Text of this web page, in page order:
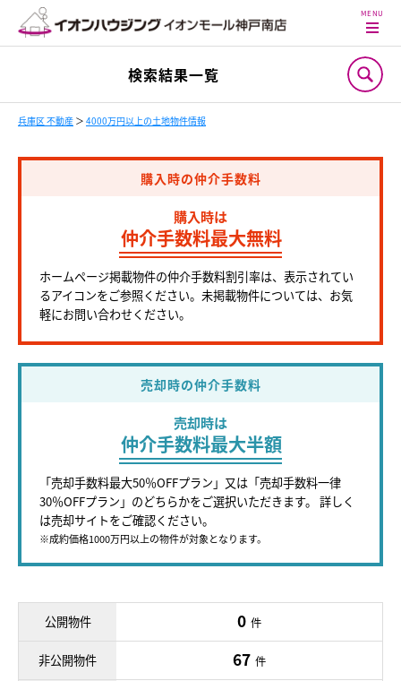
検索結果一覧
兵庫区 不動産 ＞ 4000万円以上の土地物件情報
購入時の仲介手数料
購入時は
仲介手数料最大無料
ホームページ掲載物件の仲介手数料割引率は、表示されてい
るアイコンをご参照ください。未掲載物件については、お気
軽にお問い合わせください。
売却時の仲介手数料
売却時は
仲介手数料最大半額
「売却手数料最大50％OFFプラン」又は「売却手数料一律
30％OFFプラン」のどちらかをご選択いただきます。 詳しく
は売却サイトをご確認ください。
※成約価格1000万円以上の物件が対象となります。
公開物件 0 件
非公開物件 67 件